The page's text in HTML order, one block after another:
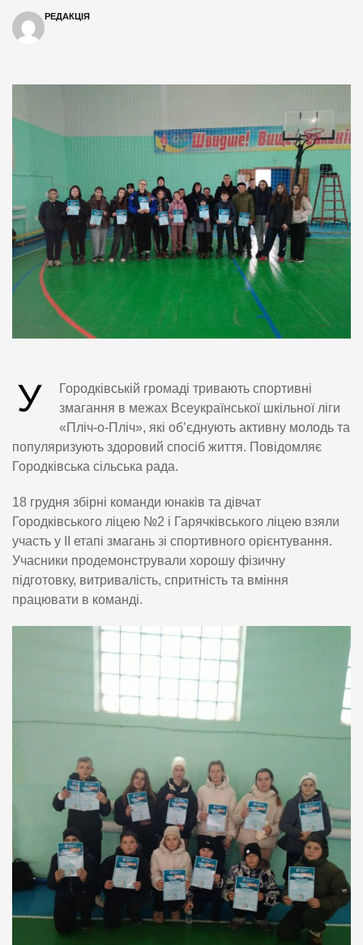
РЕДАКЦІЯ
У
Городківській громаді тривають спортивні
змагання в межах Всеукраїнської шкільної ліги
«Пліч-о-Пліч», які об’єднують активну молодь та
популяризують здоровий спосіб життя. Повідомляє
Городківська сільська рада.
18 грудня збірні команди юнаків та дівчат
Городківського ліцею №2 і Гарячківського ліцею взяли
участь у ІІ етапі змагань зі спортивного орієнтування.
Учасники продемонстрували хорошу фізичну
підготовку, витривалість, спритність та вміння
працювати в команді.